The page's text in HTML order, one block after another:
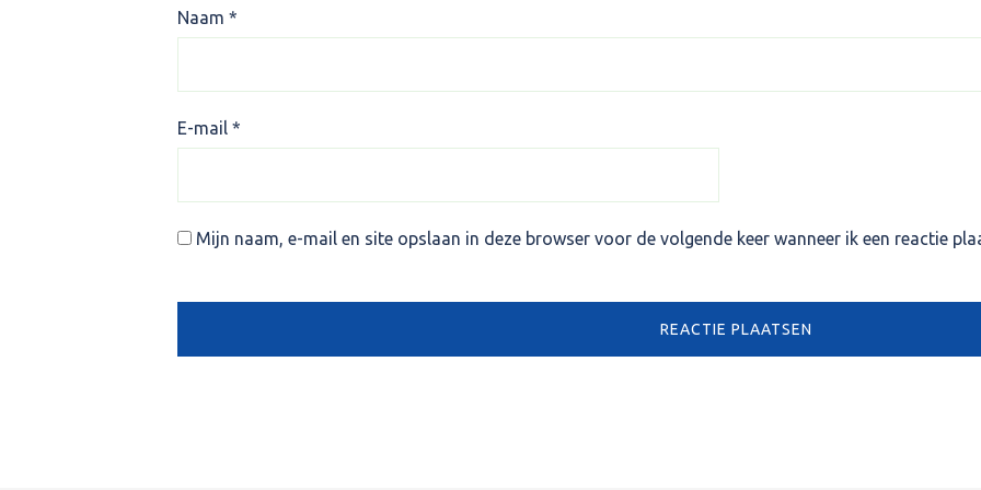
Naam *
E-mail *
Mijn naam, e-mail en site opslaan in deze browser voor de volgende keer wanneer ik een reactie